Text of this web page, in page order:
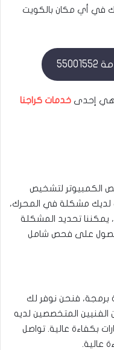
في أي مكان بالكويت
هي إحدى خدمات كراجنا
الكمبيوتر لتشخيص
لديك مشكلة في المحرك،
يمكننا تحديد المشكلة
على فحص شامل
برمجة، فنحن نوفر لك
الفنيين المتخصصين لديه
بكفاءة عالية. تواصل
عالية.